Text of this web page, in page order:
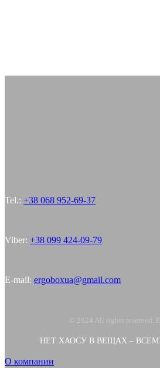
Tel.: +38 068 952-69-37
Viber: +38 099 424-09-79
E-mail: ergoboxua@gmail.com
© 2024 All rights reserved.
НЕТ ХАОСУ В ВЕЩАХ –
О компании